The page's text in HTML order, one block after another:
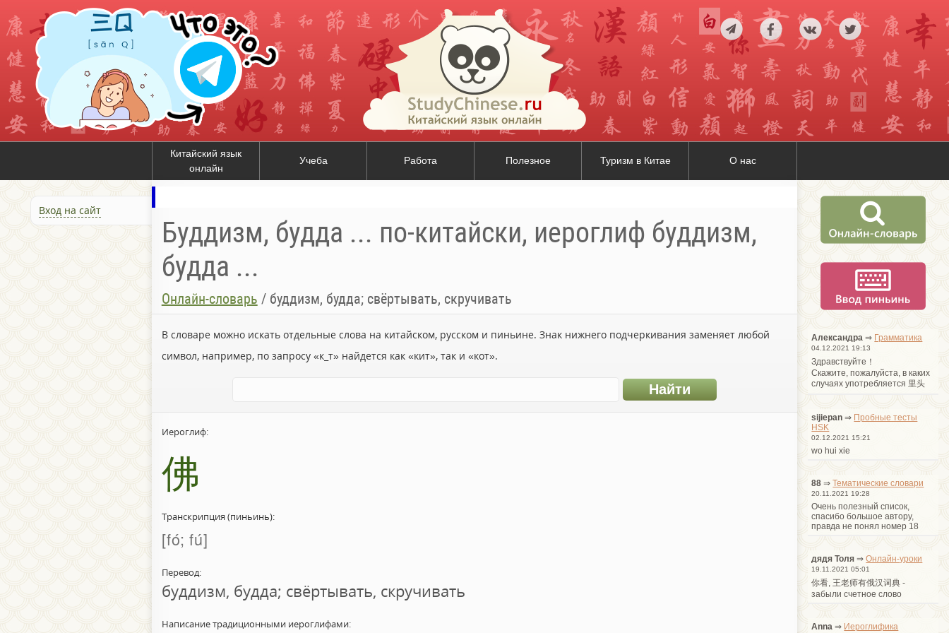
Китайский язык
онлайн
Учеба Работа Полезное Туризм в Китае О нас
Вход на сайт
Буддизм, будда ... по-китайски, иероглиф буддизм,
будда ...
Онлайн-словарь / буддизм, будда; свёртывать, скручивать
В словаре можно искать отдельные слова на китайском, русском и пиньине. Знак нижнего подчеркивания заменяет любой
символ, например, по запросу «к_т» найдется как «кит», так и «кот».
Иероглиф:
佛
Транскрипция (пиньинь):
fó; fú
Перевод:
буддизм, будда; свёртывать, скручивать
Написание традиционными иероглифами:
Александра ⇒ Грамматика
04.12.2021 19:13
Здравствуйте！
Cкажите, пожалуйста, в каких
случаях употребляется 里头
sijiepan ⇒ Пробные тесты
HSK
02.12.2021 15:21
wo hui xie
88 ⇒Тематические словари
20.11.2021 19:28
Очень полезный список,
спасибо большое автору,
правда не понял номер 18
дядя Толя ⇒Онлайн-уроки
19.11.2021 05:01
你看, 王老师有俄汉词典 -
забыли счетное слово
Anna ⇒ Иероглифика